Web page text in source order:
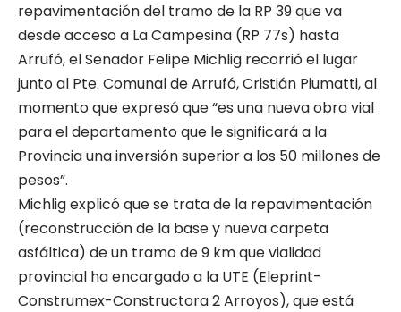
repavimentación del tramo de la RP 39 que va
desde acceso a La Campesina (RP 77s) hasta
Arrufó, el Senador Felipe Michlig recorrió el lugar
junto al Pte. Comunal de Arrufó, Cristián Piumatti, al
momento que expresó que “es una nueva obra vial
para el departamento que le significará a la
Provincia una inversión superior a los 50 millones de
pesos”.
Michlig explicó que se trata de la repavimentación
(reconstrucción de la base y nueva carpeta
asfáltica) de un tramo de 9 km que vialidad
provincial ha encargado a la UTE (Eleprint-
Construmex-Constructora 2 Arroyos), que está